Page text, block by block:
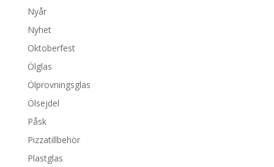
Nyår
Nyhet
Oktoberfest
Ölglas
Ölprovningsglas
Ölsejdel
Påsk
Pizzatillbehör
Plastglas